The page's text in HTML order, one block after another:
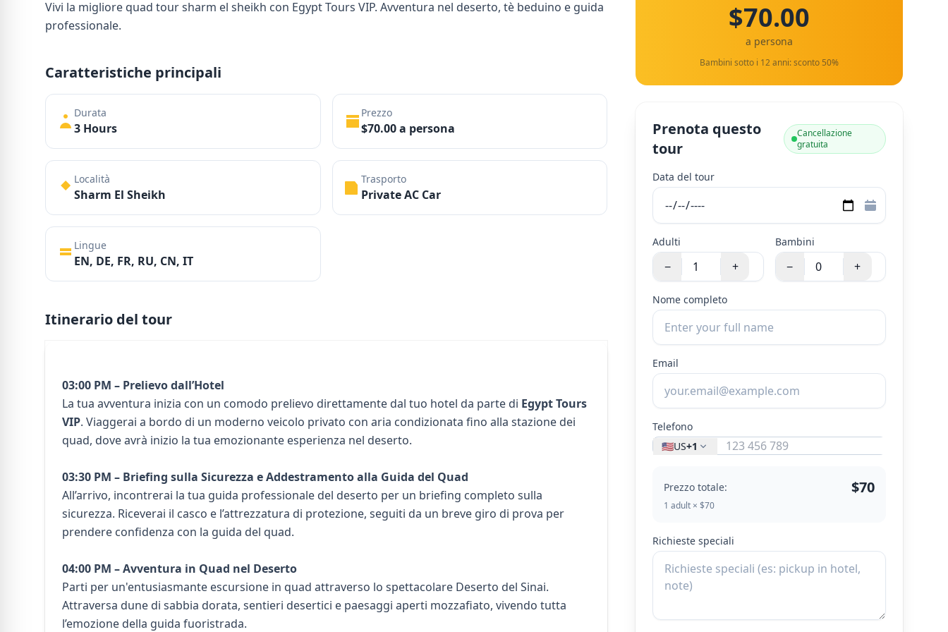
Vivi la migliore quad tour sharm el sheikh con Egypt Tours VIP. Avventura nel deserto, tè beduino e guida
professionale.
Caratteristiche principali
Durata
3 Hours
Prezzo
$70.00 a persona
Località
Sharm El Sheikh
Trasporto
Private AC Car
Lingue
EN, DE, FR, RU, CN, IT
Itinerario del tour
03:00 PM – Prelievo dall’Hotel
La tua avventura inizia con un comodo prelievo direttamente dal tuo hotel da parte di Egypt Tours
VIP. Viaggerai a bordo di un moderno veicolo privato con aria condizionata fino alla stazione dei
quad, dove avrà inizio la tua emozionante esperienza nel deserto.
03:30 PM – Briefing sulla Sicurezza e Addestramento alla Guida del Quad
All’arrivo, incontrerai la tua guida professionale del deserto per un briefing completo sulla
sicurezza. Riceverai il casco e l’attrezzatura di protezione, seguiti da un breve giro di prova per
prendere confidenza con la guida del quad.
04:00 PM – Avventura in Quad nel Deserto
Parti per un'entusiasmante escursione in quad attraverso lo spettacolare Deserto del Sinai.
Attraversa dune di sabbia dorata, sentieri desertici e paesaggi aperti mozzafiato, vivendo tutta
l’emozione della guida fuoristrada.
$70.00
a persona
Bambini sotto i 12 anni: sconto 50%
Prenota questo
tour
Cancellazione
gratuita
Data del tour
Adulti
− +
Bambini
− +
Nome completo
Email
Telefono
🇺🇸US+1
Prezzo totale: $70
1 adult × $70
Richieste speciali